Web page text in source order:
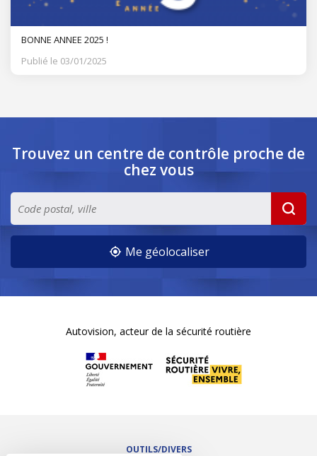
BONNE ANNEE 2025 !
Publié le 03/01/2025
Trouvez un centre de contrôle proche de
chez vous
Me géolocaliser
Autovision, acteur de la sécurité routière
OUTILS/DIVERS